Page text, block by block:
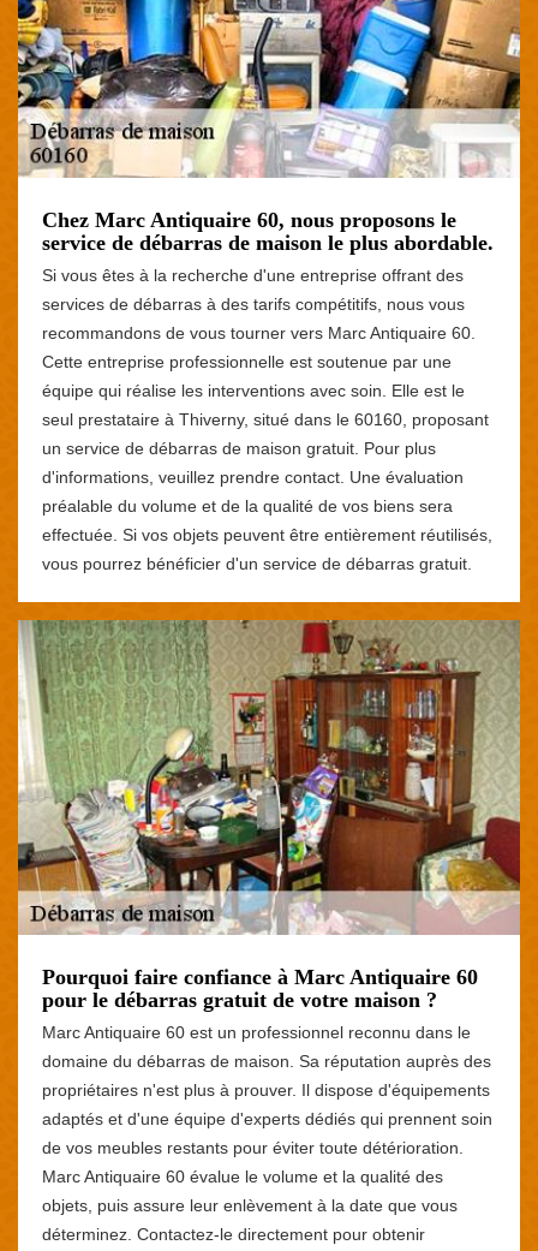
Chez Marc Antiquaire 60, nous proposons le
service de débarras de maison le plus abordable.
Si vous êtes à la recherche d'une entreprise offrant des
services de débarras à des tarifs compétitifs, nous vous
recommandons de vous tourner vers Marc Antiquaire 60.
Cette entreprise professionnelle est soutenue par une
équipe qui réalise les interventions avec soin. Elle est le
seul prestataire à Thiverny, situé dans le 60160, proposant
un service de débarras de maison gratuit. Pour plus
d'informations, veuillez prendre contact. Une évaluation
préalable du volume et de la qualité de vos biens sera
effectuée. Si vos objets peuvent être entièrement réutilisés,
vous pourrez bénéficier d'un service de débarras gratuit.
Pourquoi faire confiance à Marc Antiquaire 60
pour le débarras gratuit de votre maison ?
Marc Antiquaire 60 est un professionnel reconnu dans le
domaine du débarras de maison. Sa réputation auprès des
propriétaires n'est plus à prouver. Il dispose d'équipements
adaptés et d'une équipe d'experts dédiés qui prennent soin
de vos meubles restants pour éviter toute détérioration.
Marc Antiquaire 60 évalue le volume et la qualité des
objets, puis assure leur enlèvement à la date que vous
déterminez. Contactez-le directement pour obtenir